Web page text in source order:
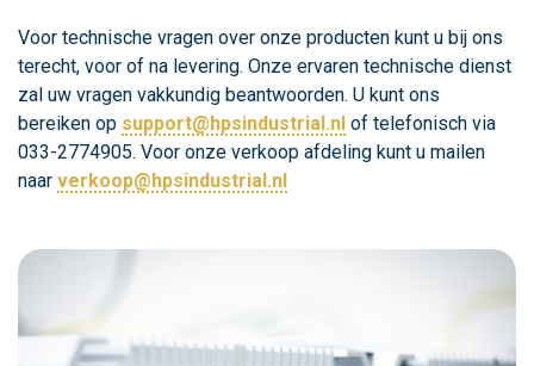
Voor technische vragen over onze producten kunt u bij ons
terecht, voor of na levering. Onze ervaren technische dienst
zal uw vragen vakkundig beantwoorden. U kunt ons
bereiken op support@hpsindustrial.nl of telefonisch via
033-2774905. Voor onze verkoop afdeling kunt u mailen
naar verkoop@hpsindustrial.nl